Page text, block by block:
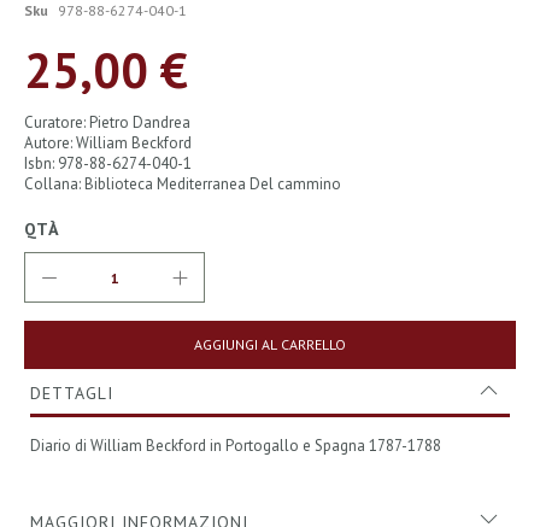
di
Sku 978-88-6274-040-1
25,00 €
Curatore: Pietro Dandrea
Autore: William Beckford
Isbn: 978-88-6274-040-1
Collana: Biblioteca Mediterranea Del cammino
QTÀ
AGGIUNGI AL CARRELLO
DETTAGLI
Diario di William Beckford in Portogallo e Spagna 1787-1788
MAGGIORI INFORMAZIONI